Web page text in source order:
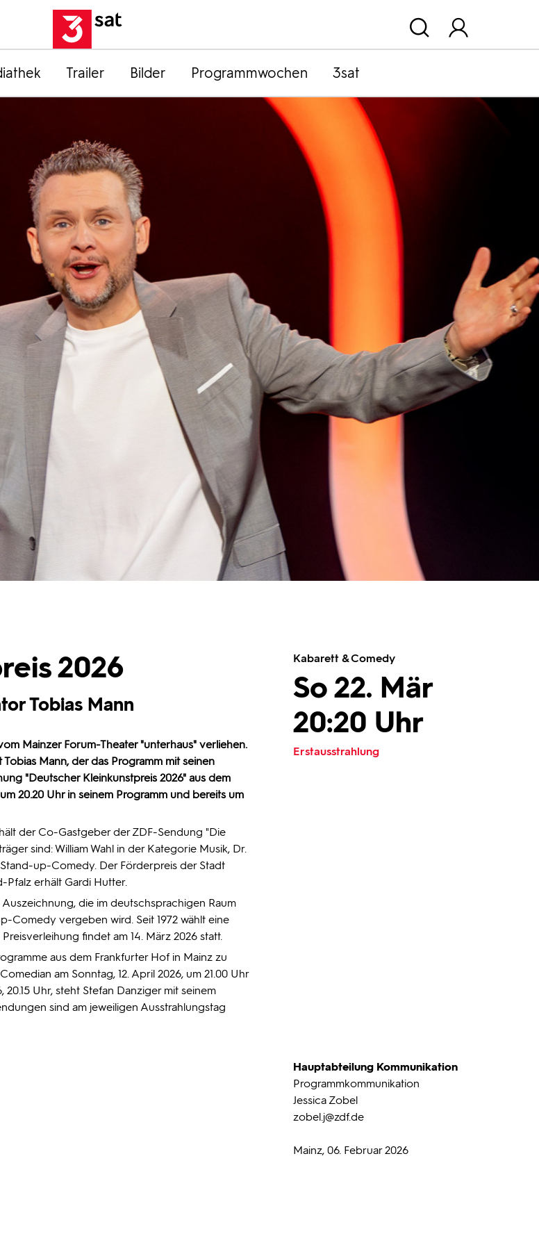
Trailer Bilder Programmwochen 3sat
2026
Tobias Mann
Mainzer Forum-Theater "unterhaus" verliehen.
Mann, der das Programm mit seinen
"Deutscher Kleinkunstpreis 2026" aus dem
20.20 Uhr in seinem Programm und bereits um
der Co-Gastgeber der ZDF-Sendung "Die
sind: William Wahl in der Kategorie Musik, Dr.
up-Comedy. Der Förderpreis der Stadt
Pfalz erhält Gardi Hutter.
die im deutschsprachigen Raum
Comedy vergeben wird. Seit 1972 wählt eine
findet am 14. März 2026 statt.
aus dem Frankfurter Hof in Mainz zu
am Sonntag, 12. April 2026, um 21.00 Uhr
20.15 Uhr, steht Stefan Danziger mit seinem
sind am jeweiligen Ausstrahlungstag
Kabarett & Comedy
So 22. Mär
20:20 Uhr
Erstausstrahlung
Hauptabteilung Kommunikation
Programmkommunikation
Jessica Zobel
zobel.j@zdf.de
Mainz, 06. Februar 2026